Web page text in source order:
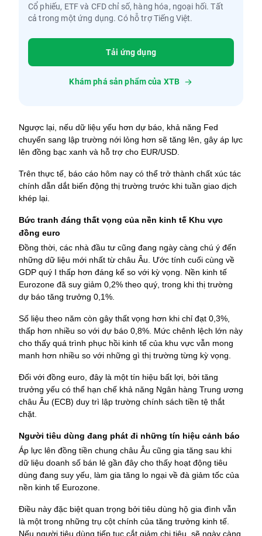
Cổ phiếu, ETF và CFD chỉ số, hàng hóa, ngoại hối. Tất
cả trong một ứng dụng. Có hỗ trợ Tiếng Việt.
Tải ứng dụng
Khám phá sản phẩm của XTB
Ngược lại, nếu dữ liệu yếu hơn dự báo, khả năng Fed
chuyển sang lập trường nới lỏng hơn sẽ tăng lên, gây áp lực
lên đồng bạc xanh và hỗ trợ cho EUR/USD.
Trên thực tế, báo cáo hôm nay có thể trở thành chất xúc tác
chính dẫn dắt biến động thị trường trước khi tuần giao dịch
khép lại.
Bức tranh đáng thất vọng của nền kinh tế Khu vực
đồng euro
Đồng thời, các nhà đầu tư cũng đang ngày càng chú ý đến
những dữ liệu mới nhất từ châu Âu. Ước tính cuối cùng về
GDP quý I thấp hơn đáng kể so với kỳ vọng. Nền kinh tế
Eurozone đã suy giảm 0,2% theo quý, trong khi thị trường
dự báo tăng trưởng 0,1%.
Số liệu theo năm còn gây thất vọng hơn khi chỉ đạt 0,3%,
thấp hơn nhiều so với dự báo 0,8%. Mức chênh lệch lớn này
cho thấy quá trình phục hồi kinh tế của khu vực vẫn mong
manh hơn nhiều so với những gì thị trường từng kỳ vọng.
Đối với đồng euro, đây là một tín hiệu bất lợi, bởi tăng
trưởng yếu có thể hạn chế khả năng Ngân hàng Trung ương
châu Âu (ECB) duy trì lập trường chính sách tiền tệ thắt
chặt.
Người tiêu dùng đang phát đi những tín hiệu cảnh báo
Áp lực lên đồng tiền chung châu Âu cũng gia tăng sau khi
dữ liệu doanh số bán lẻ gần đây cho thấy hoạt động tiêu
dùng đang suy yếu, làm gia tăng lo ngại về đà giảm tốc của
nền kinh tế Eurozone.
Điều này đặc biệt quan trọng bởi tiêu dùng hộ gia đình vẫn
Nếu người tiêu dùng tiếp tục cắt giảm chi tiêu, sẽ ngày càng